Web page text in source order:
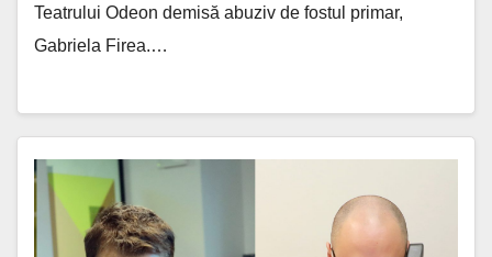
Teatrului Odeon demisă abuziv de fostul primar,
Gabriela Firea.…